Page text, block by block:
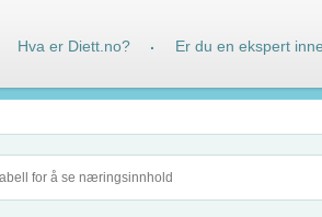
Hva er Diett.no? · Er du en ekspert